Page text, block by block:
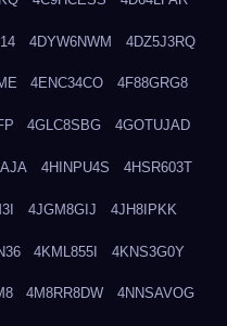
4DYW6NWM 4DZ5J3RQ
4ENC34CO 4F88GRG8
4GLC8SBG 4GOTUJAD
4HINPU4S 4HSR603T
4JGM8GIJ 4JH8IPKK
4KML855I 4KNS3G0Y
4M8RR8DW 4NNSAVOG